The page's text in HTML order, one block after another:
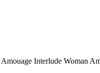
Amouage Interlude Woman